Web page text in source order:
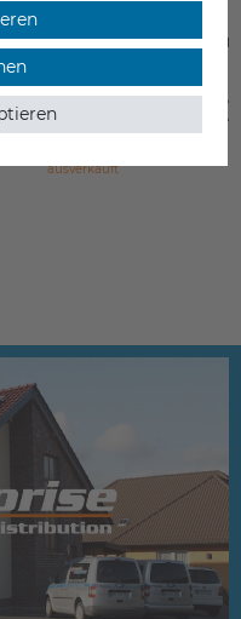
Raise3D Pro2 3D
3.539,00 €
ausverkauft